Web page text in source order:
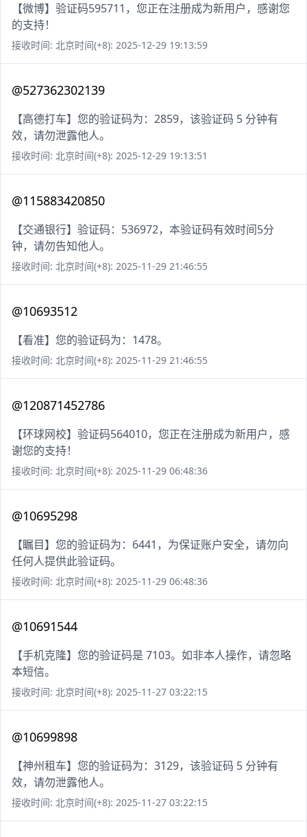
【微博】验证码595711，您正在注册成为新用户，感谢您
的支持！
接收时间: 北京时间(+8): 2025-12-29 19:13:59
@527362302139
【高德打车】您的验证码为：2859，该验证码 5 分钟有
效，请勿泄露他人。
接收时间: 北京时间(+8): 2025-12-29 19:13:51
@115883420850
【交通银行】验证码：536972，本验证码有效时间5分
钟，请勿告知他人。
接收时间: 北京时间(+8): 2025-11-29 21:46:55
@10693512
【看准】您的验证码为：1478。
接收时间: 北京时间(+8): 2025-11-29 21:46:55
@120871452786
【环球网校】验证码564010，您正在注册成为新用户，感
谢您的支持！
接收时间: 北京时间(+8): 2025-11-29 06:48:36
@10695298
【瞩目】您的验证码为：6441，为保证账户安全，请勿向
任何人提供此验证码。
接收时间: 北京时间(+8): 2025-11-29 06:48:36
@10691544
【手机克隆】您的验证码是 7103。如非本人操作，请忽略
本短信。
接收时间: 北京时间(+8): 2025-11-27 03:22:15
@10699898
【神州租车】您的验证码为：3129，该验证码 5 分钟有
效，请勿泄露他人。
接收时间: 北京时间(+8): 2025-11-27 03:22:15